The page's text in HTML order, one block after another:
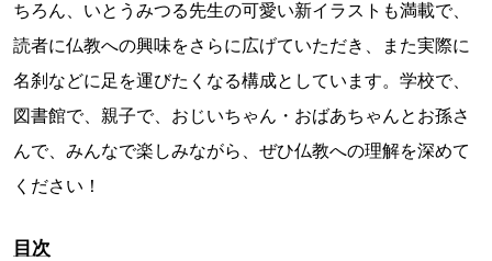
ちろん、いとうみつる先生の可愛い新イラストも満載で、
読者に仏教への興味をさらに広げていただき、また実際に
名刹などに足を運びたくなる構成としています。学校で、
図書館で、親子で、おじいちゃん・おばあちゃんとお孫さ
んで、みんなで楽しみながら、ぜひ仏教への理解を深めて
ください！
目次